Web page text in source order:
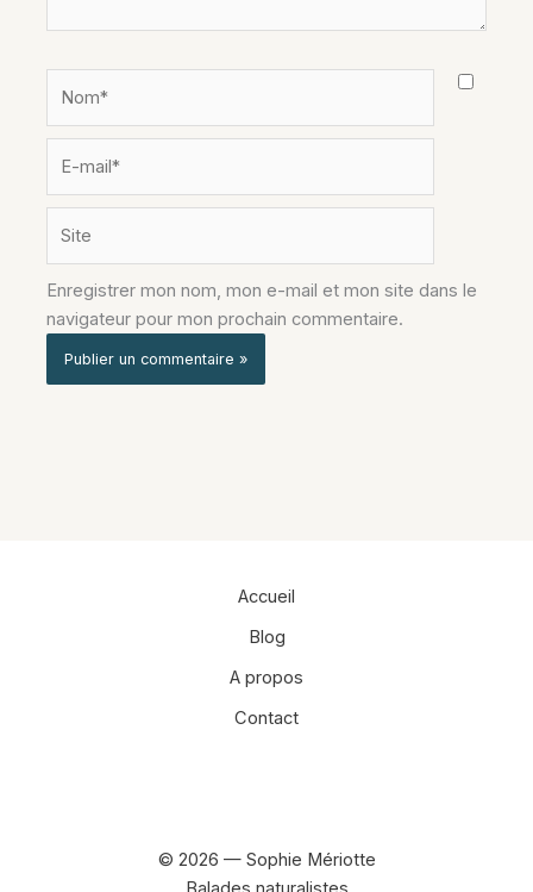
mail*
Enregistrer mon nom, mon e-mail et mon site dans le
navigateur pour mon prochain commentaire.
Accueil
Blog
A propos
Contact
© 2026 — Sophie Mériotte